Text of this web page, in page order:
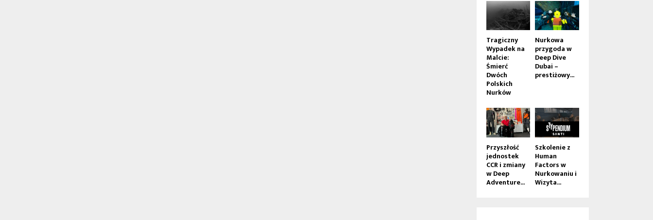
Tragiczny
Wypadek na
Malcie:
Śmierć
Dwóch
Polskich
Nurków
Nurkowa
przygoda w
Deep Dive
Dubai –
prestiżowy...
Przyszłość
jednostek
CCR i zmiany
w Deep
Adventure...
Szkolenie z
Human
Factors w
Nurkowaniu i
Wizyta...